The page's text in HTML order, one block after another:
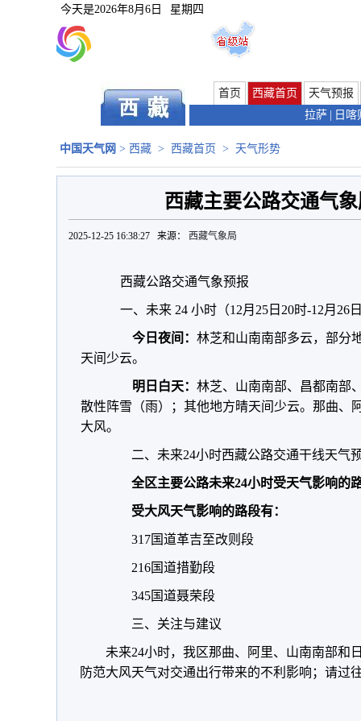
今天是2026年8月6日 星期四
首页 西藏首页
天气预报
拉萨
日喀
中国天气网 > 西藏 > 西藏首页 > 天气形势
西藏主要公路交通气
2025-12-25 16:38:27 来源： 西藏气象局
西藏公路交通气象预报
一、未来 24 小时（12月25日20时-12月26
今日夜间： 林芝和山南南部多云，部分
天间少云。
明日白天： 林芝、山南南部、昌都南部
散性阵雪（雨）；其他地方晴天间少云。那曲、
大风。
二、未来24小时西藏公路交通干线天气
全区主要公路未来24小时受天气影响的
受大风天气影响的路段有：
317国道革吉至改则段
216国道措勤段
345国道聂荣段
三、关注与建议
未来24小时，我区那曲、阿里、山南南部和
防范大风天气对交通出行带来的不利影响；请过